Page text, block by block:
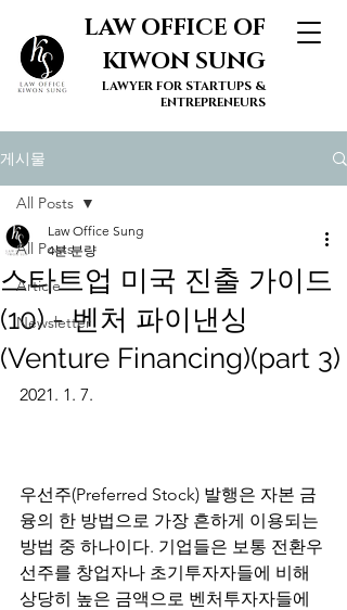
LAW OFFICE OF
KIWON SUNG
LAWYER FOR STARTUPS &
ENTREPRENEURS
게시물
All Posts
Article
Newsletter
All Posts
스타트업 미국 진출 가이드
(10) - 벤처 파이낸싱
(Venture Financing)(part 3)
Law Office Sung
4분 분량
2021. 1. 7.
우선주(Preferred Stock) 발행은 자본 금
융의 한 방법으로 가장 흔하게 이용되는
방법 중 하나이다. 기업들은 보통 전환우
선주를 창업자나 초기투자자들에 비해
상당히 높은 금액으로 벤처투자자들에